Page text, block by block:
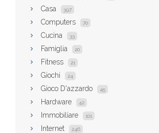
Casa 397
Computers 70
Cucina 33
Famiglia 20
Fitness 21
Giochi 24
Gioco D'azzardo 45
Hardware 42
Immobiliare 101
Internet 246